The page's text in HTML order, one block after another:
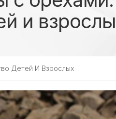
и
Детей И Взрослых